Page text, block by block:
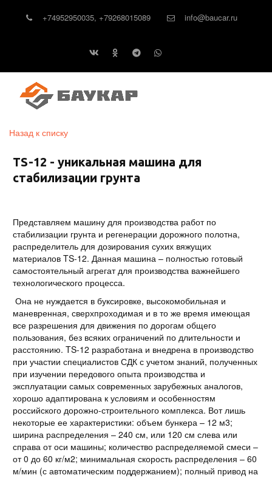
+74952950035, +79268015089 info@baucar.ru
Назад к списку
TS-12 - уникальная машина для
стабилизации грунта
Представляем машину для производства работ по
стабилизации грунта и регенерации дорожного полотна,
распределитель для дозирования сухих вяжущих
материалов TS-12. Данная машина – полностью готовый
самостоятельный агрегат для производства важнейшего
технологического процесса.
Она не нуждается в буксировке, высокомобильная и
маневренная, сверхпроходимая и в то же время имеющая
все разрешения для движения по дорогам общего
пользования, без всяких ограничений по длительности и
расстоянию. TS-12 разработана и внедрена в производство
при участии специалистов СДК с учетом знаний, полученных
при изучении передового опыта производства и
эксплуатации самых современных зарубежных аналогов,
хорошо адаптирована к условиям и особенностям
российского дорожно-строительного комплекса. Вот лишь
некоторые ее характеристики: объем бункера – 12 м3;
ширина распределения – 240 см, или 120 см слева или
справа от оси машины; количество распределяемой смеси –
от 0 до 60 кг/м2; минимальная скорость распределения – 60
м/мин (с автоматическим поддержанием); полный привод на